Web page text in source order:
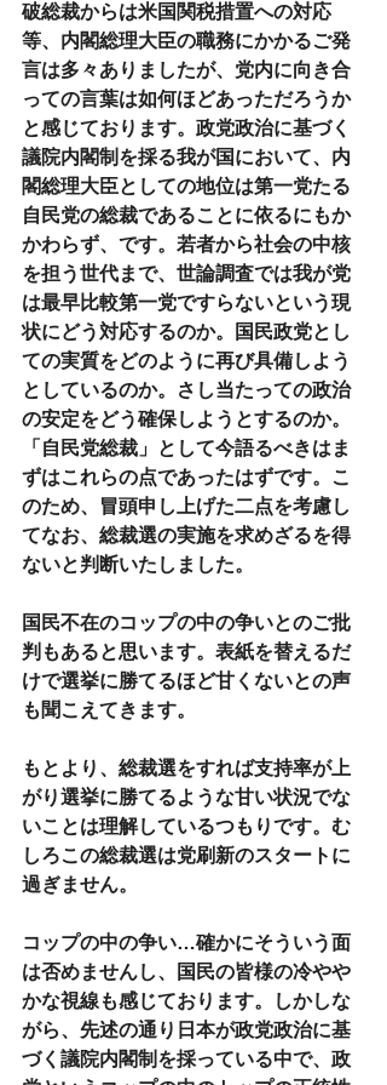
破総裁からは米国関税措置への対応
等、内閣総理大臣の職務にかかるご発
言は多々ありましたが、党内に向き合
っての言葉は如何ほどあっただろうか
と感じております。政党政治に基づく
議院内閣制を採る我が国において、内
閣総理大臣としての地位は第一党たる
自民党の総裁であることに依るにもか
かわらず、です。若者から社会の中核
を担う世代まで、世論調査では我が党
は最早比較第一党ですらないという現
状にどう対応するのか。国民政党とし
ての実質をどのように再び具備しよう
としているのか。さし当たっての政治
の安定をどう確保しようとするのか。
「自民党総裁」として今語るべきはま
ずはこれらの点であったはずです。こ
のため、冒頭申し上げた二点を考慮し
てなお、総裁選の実施を求めざるを得
ないと判断いたしました。
国民不在のコップの中の争いとのご批
判もあると思います。表紙を替えるだ
けで選挙に勝てるほど甘くないとの声
も聞こえてきます。
もとより、総裁選をすれば支持率が上
がり選挙に勝てるような甘い状況でな
いことは理解しているつもりです。む
しろこの総裁選は党刷新のスタートに
過ぎません。
コップの中の争い…確かにそういう面
は否めませんし、国民の皆様の冷やや
かな視線も感じております。しかしな
がら、先述の通り日本が政党政治に基
づく議院内閣制を採っている中で、政